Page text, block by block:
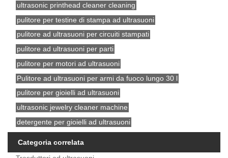
ultrasonic printhead cleaner cleaning
pulitore per testine di stampa ad ultrasuoni
pulitore ad ultrasuoni per circuiti stampati
pulitore ad ultrasuoni per parti
pulitore per motori ad ultrasuoni
Pulitore ad ultrasuoni per armi da fuoco lungo 30 l
pulitore per gioielli ad ultrasuoni
ultrasonic jewelry cleaner machine
detergente per gioielli ad ultrasuoni
Categoria correlata